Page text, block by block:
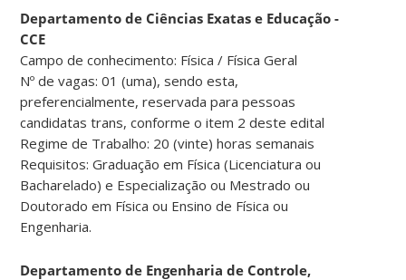
Departamento de Ciências Exatas e Educação -
CCE
Campo de conhecimento: Física / Física Geral
Nº de vagas: 01 (uma), sendo esta,
preferencialmente, reservada para pessoas
candidatas trans, conforme o item 2 deste edital
Regime de Trabalho: 20 (vinte) horas semanais
Requisitos: Graduação em Física (Licenciatura ou
Bacharelado) e Especialização ou Mestrado ou
Doutorado em Física ou Ensino de Física ou
Engenharia.
Departamento de Engenharia de Controle,